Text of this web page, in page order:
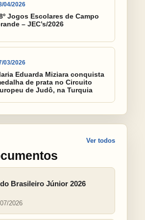
04/2026
Jogos Escolares de Campo
– JEC’s/2026
03/2026
Eduarda Miziara conquista
de prata no Circuito
de Judô, na Turquia
Ver todos
Brasileiro Júnior 2026
2026